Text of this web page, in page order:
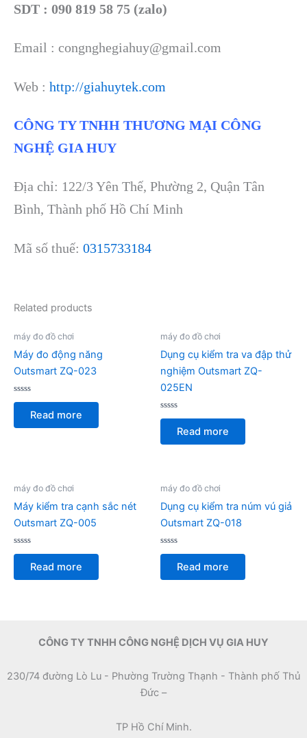
SDT : 090 819 58 75 (zalo)
Email : congnghegiahuy@gmail.com
Web : http://giahuytek.com
CÔNG TY TNHH THƯƠNG MẠI CÔNG
NGHỆ GIA HUY
Địa chỉ: 122/3 Yên Thế, Phường 2, Quận Tân
Bình, Thành phố Hồ Chí Minh
Mã số thuế: 0315733184
Related products
máy đo đồ chơi
Máy đo động năng
Outsmart ZQ-023
Rated
of
Read more
máy đo đồ chơi
Dụng cụ kiểm tra va đập thử
nghiệm Outsmart ZQ-
025EN
Rated
of
Read more
máy đo đồ chơi
Máy kiểm tra cạnh sắc nét
Outsmart ZQ-005
Rated
of
Read more
máy đo đồ chơi
Dụng cụ kiểm tra núm vú giả
Outsmart ZQ-018
Rated
of
Read more
CÔNG TY TNHH CÔNG NGHỆ DỊCH VỤ GIA HUY
230/74 đường Lò Lu - Phường Trường Thạnh - Thành phố Thủ
Đức –
TP Hồ Chí Minh.